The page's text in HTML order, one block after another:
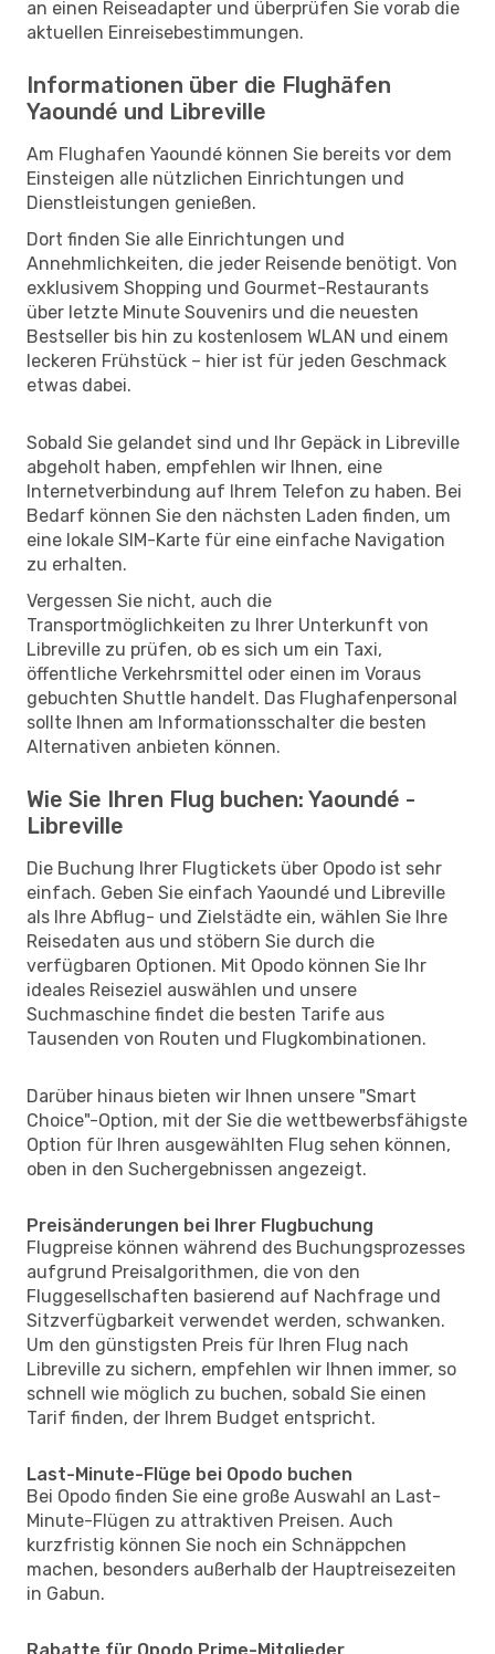
an einen Reiseadapter und überprüfen Sie vorab die
aktuellen Einreisebestimmungen.
Informationen über die Flughäfen
Yaoundé und Libreville
Am Flughafen Yaoundé können Sie bereits vor dem
Einsteigen alle nützlichen Einrichtungen und
Dienstleistungen genießen.
Dort finden Sie alle Einrichtungen und
Annehmlichkeiten, die jeder Reisende benötigt. Von
exklusivem Shopping und Gourmet-Restaurants
über letzte Minute Souvenirs und die neuesten
Bestseller bis hin zu kostenlosem WLAN und einem
leckeren Frühstück – hier ist für jeden Geschmack
etwas dabei.
Sobald Sie gelandet sind und Ihr Gepäck in Libreville
abgeholt haben, empfehlen wir Ihnen, eine
Internetverbindung auf Ihrem Telefon zu haben. Bei
Bedarf können Sie den nächsten Laden finden, um
eine lokale SIM-Karte für eine einfache Navigation
zu erhalten.
Vergessen Sie nicht, auch die
Transportmöglichkeiten zu Ihrer Unterkunft von
Libreville zu prüfen, ob es sich um ein Taxi,
öffentliche Verkehrsmittel oder einen im Voraus
gebuchten Shuttle handelt. Das Flughafenpersonal
sollte Ihnen am Informationsschalter die besten
Alternativen anbieten können.
Wie Sie Ihren Flug buchen: Yaoundé -
Libreville
Die Buchung Ihrer Flugtickets über Opodo ist sehr
einfach. Geben Sie einfach Yaoundé und Libreville
als Ihre Abflug- und Zielstädte ein, wählen Sie Ihre
Reisedaten aus und stöbern Sie durch die
verfügbaren Optionen. Mit Opodo können Sie Ihr
ideales Reiseziel auswählen und unsere
Suchmaschine findet die besten Tarife aus
Tausenden von Routen und Flugkombinationen.
Darüber hinaus bieten wir Ihnen unsere "Smart
Choice"-Option, mit der Sie die wettbewerbsfähigste
Option für Ihren ausgewählten Flug sehen können,
oben in den Suchergebnissen angezeigt.
Preisänderungen bei Ihrer Flugbuchung
Flugpreise können während des Buchungsprozesses
aufgrund Preisalgorithmen, die von den
Fluggesellschaften basierend auf Nachfrage und
Sitzverfügbarkeit verwendet werden, schwanken.
Um den günstigsten Preis für Ihren Flug nach
Libreville zu sichern, empfehlen wir Ihnen immer, so
schnell wie möglich zu buchen, sobald Sie einen
Tarif finden, der Ihrem Budget entspricht.
Last-Minute-Flüge bei Opodo buchen
Bei Opodo finden Sie eine große Auswahl an Last-
Minute-Flügen zu attraktiven Preisen. Auch
kurzfristig können Sie noch ein Schnäppchen
machen, besonders außerhalb der Hauptreisezeiten
in Gabun.